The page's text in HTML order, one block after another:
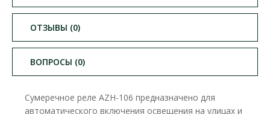
ОТЗЫВЫ (0)
ВОПРОСЫ (0)
Сумеречное реле AZH-106 предназначено для
автоматического включения освещения на улицах и